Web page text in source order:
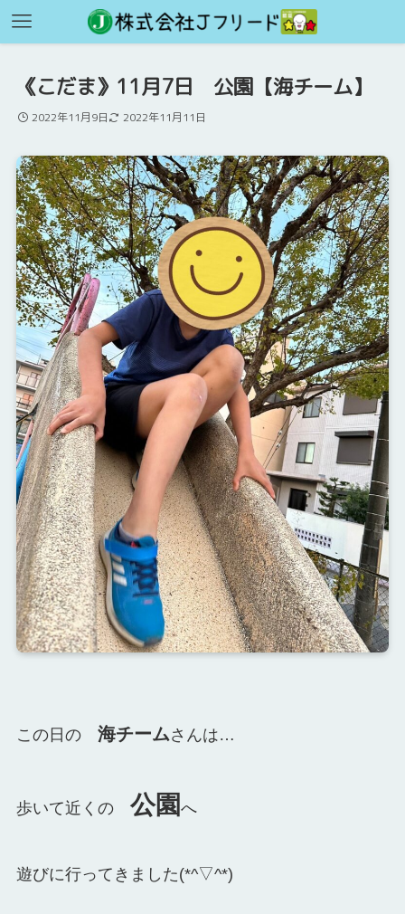
《こだま》11月7日 公園【海チーム】
2022年11月9日 2022年11月11日
この日の 海チームさんは…
歩いて近くの 公園 へ
遊びに行ってきました(*^▽^*)